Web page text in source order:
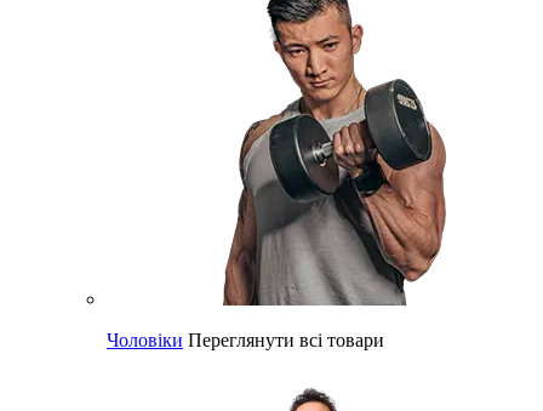
Чоловіки Переглянути всі товари